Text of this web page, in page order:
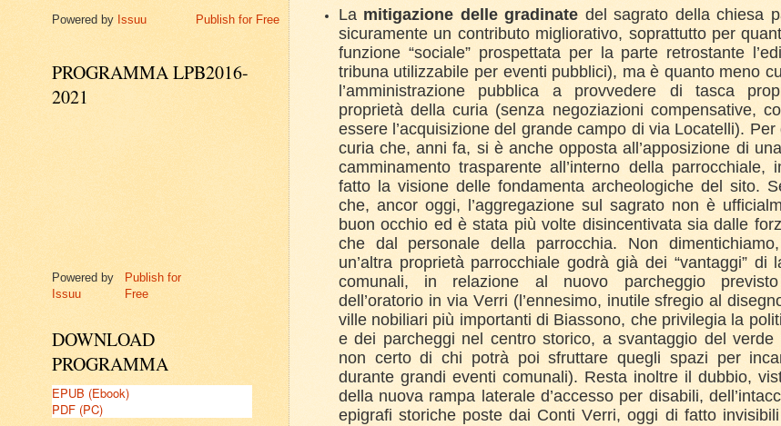
La mitigazione delle gradinate del sagrato della chiesa
sicuramente un contributo migliorativo, soprattutto per
funzione “sociale” prospettata per la parte retrostante
tribuna utilizzabile per eventi pubblici), ma è quanto meno
l’amministrazione pubblica a provvedere di tasca
proprietà della curia (senza negoziazioni compensative,
essere l’acquisizione del grande campo di via Locatelli).
curia che, anni fa, si è anche opposta all’apposizione di
camminamento trasparente all’interno della parrocchiale,
fatto la visione delle fondamenta archeologiche del sito.
che, ancor oggi, l’aggregazione sul sagrato non è
buon occhio ed è stata più volte disincentivata sia dalle
che dal personale della parrocchia. Non
un’altra proprietà parrocchiale godrà già dei “vantaggi” di
comunali, in relazione al nuovo parcheggio previsto
dell’oratorio in via Verri (l’ennesimo, inutile sfregio al
ville nobiliari più importanti di Biassono, che privilegia la
e dei parcheggi nel centro storico, a svantaggio del verde
non certo di chi potrà poi sfruttare quegli spazi per
durante grandi eventi comunali). Resta inoltre il dubbio,
della nuova rampa laterale d’accesso per disabili,
epigrafi storiche poste dai Conti Verri, oggi di fatto
Powered by Issuu Publish for Free
PROGRAMMA LPB2016-
2021
Powered by
Issuu
Publish for
Free
DOWNLOAD
PROGRAMMA
EPUB (Ebook)
PDF (PC)